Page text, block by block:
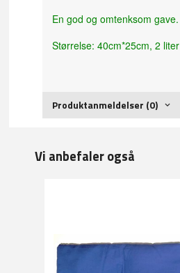
En god og omtenksom gave.
Størrelse: 40cm*25cm, 2 liter
Produktanmeldelser (0)
Vi anbefaler også